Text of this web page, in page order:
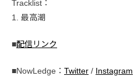
Tracklist：
1. 最高潮
■配信リンク
■NowLedge： Twitter / Instagram